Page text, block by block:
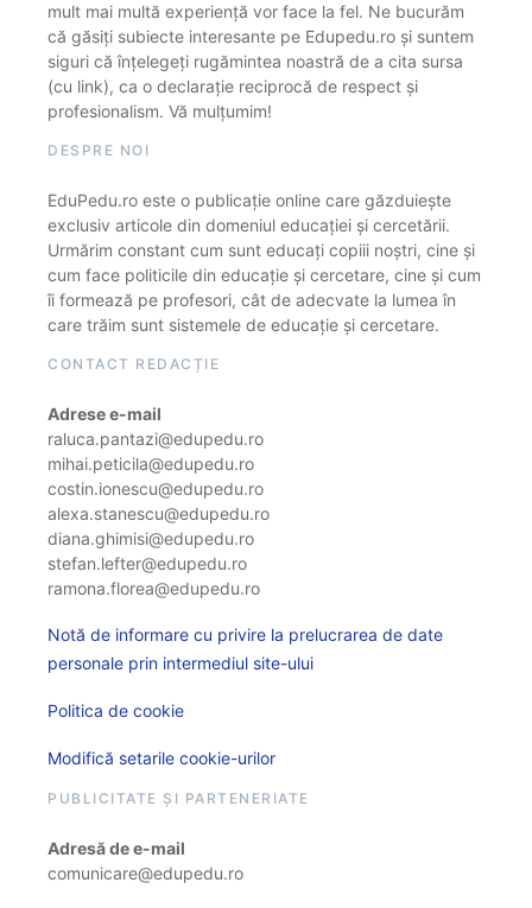
mult mai multă experiență vor face la fel. Ne bucurăm
că găsiți subiecte interesante pe Edupedu.ro și suntem
siguri că înțelegeți rugămintea noastră de a cita sursa
(cu link), ca o declarație reciprocă de respect și
profesionalism. Vă mulțumim!
DESPRE NOI
EduPedu.ro este o publicație online care găzduiește
exclusiv articole din domeniul educației și cercetării.
Urmărim constant cum sunt educați copiii noștri, cine și
cum face politicile din educație și cercetare, cine și cum
îi formează pe profesori, cât de adecvate la lumea în
care trăim sunt sistemele de educație și cercetare.
CONTACT REDACȚIE
Adrese e-mail
raluca.pantazi@edupedu.ro
mihai.peticila@edupedu.ro
costin.ionescu@edupedu.ro
alexa.stanescu@edupedu.ro
diana.ghimisi@edupedu.ro
stefan.lefter@edupedu.ro
ramona.florea@edupedu.ro
Notă de informare cu privire la prelucrarea de date
personale prin intermediul site-ului
Politica de cookie
Modifică setarile cookie-urilor
PUBLICITATE ȘI PARTENERIATE
Adresă de e-mail
comunicare@edupedu.ro